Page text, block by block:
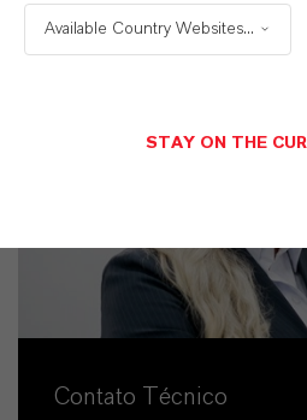
Contato Técnico
Available Country Websites...
STAY ON THE